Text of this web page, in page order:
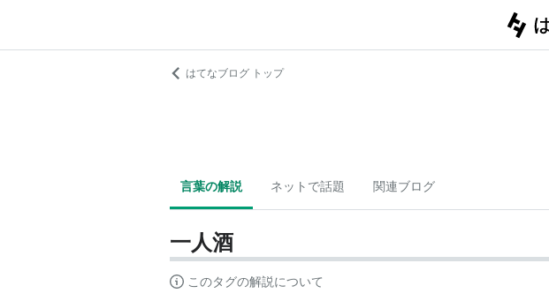
はてなブログ トップ
言葉の解説 ネットで話題 関連ブログ
一人酒
このタグの解説について